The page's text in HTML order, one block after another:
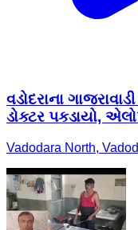
વડોદરાના
ડોક્ટર પકડાયો,
Vadodara North,